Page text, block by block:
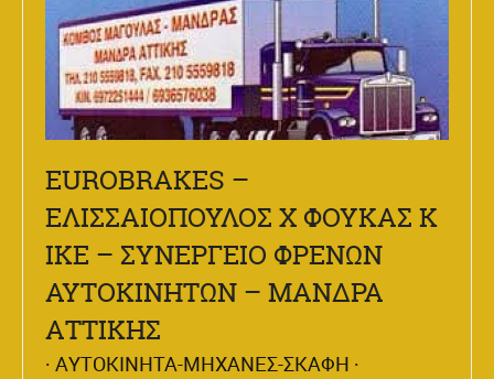
EUROBRAKES –
ΕΛΙΣΣΑΙΟΠΟΥΛΟΣ Χ ΦΟΥΚΑΣ Κ
ΙΚΕ – ΣΥΝΕΡΓΕΙΟ ΦΡΕΝΩΝ
ΑΥΤΟΚΙΝΗΤΩΝ – ΜΑΝΔΡΑ
ΑΤΤΙΚΗΣ
ΑΥΤΟΚΙΝΗΤΑ-ΜΗΧΑΝΕΣ-ΣΚΑΦΗ